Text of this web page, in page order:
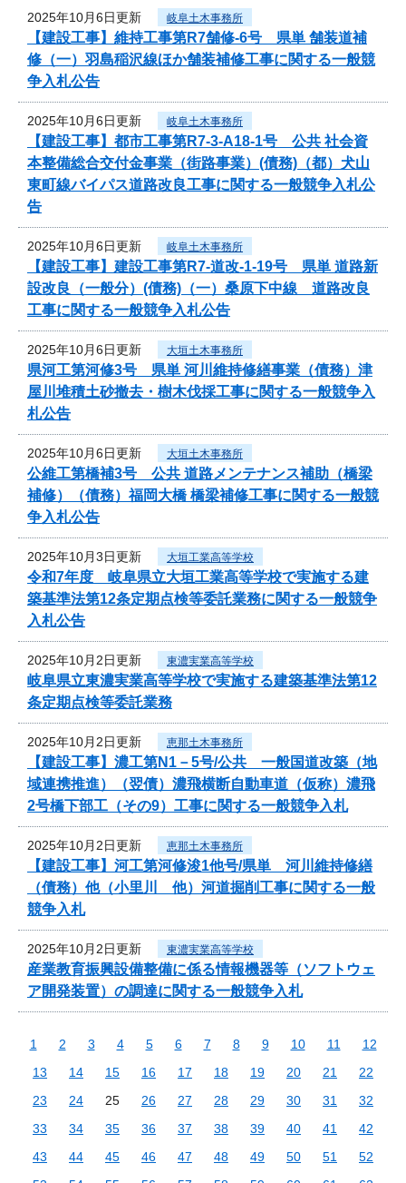
2025年10月6日更新 岐阜土木事務所
【建設工事】維持工事第R7舗修-6号 県単 舗装道補
修（一）羽島稲沢線ほか舗装補修工事に関する一般競
争入札公告
2025年10月6日更新 岐阜土木事務所
【建設工事】都市工事第R7-3-A18-1号 公共 社会資
本整備総合交付金事業（街路事業）(債務)（都）犬山
東町線バイパス道路改良工事に関する一般競争入札公
告
2025年10月6日更新 岐阜土木事務所
【建設工事】建設工事第R7-道改-1-19号 県単 道路新
設改良（一般分）(債務)（一）桑原下中線 道路改良
工事に関する一般競争入札公告
2025年10月6日更新 大垣土木事務所
県河工第河修3号 県単 河川維持修繕事業（債務）津
屋川堆積土砂撤去・樹木伐採工事に関する一般競争入
札公告
2025年10月6日更新 大垣土木事務所
公維工第橋補3号 公共 道路メンテナンス補助（橋梁
補修）（債務）福岡大橋 橋梁補修工事に関する一般競
争入札公告
2025年10月3日更新 大垣工業高等学校
令和7年度 岐阜県立大垣工業高等学校で実施する建
築基準法第12条定期点検等委託業務に関する一般競争
入札公告
2025年10月2日更新 東濃実業高等学校
岐阜県立東濃実業高等学校で実施する建築基準法第12
条定期点検等委託業務
2025年10月2日更新 恵那土木事務所
【建設工事】濃工第N1－5号/公共 一般国道改築（地
域連携推進）（翌債）濃飛横断自動車道（仮称）濃飛
2号橋下部工（その9）工事に関する一般競争入札
2025年10月2日更新 恵那土木事務所
【建設工事】河工第河修浚1他号/県単 河川維持修繕
（債務）他（小里川 他）河道掘削工事に関する一般
競争入札
2025年10月2日更新 東濃実業高等学校
産業教育振興設備整備に係る情報機器等（ソフトウェ
ア開発装置）の調達に関する一般競争入札
1 2 3 4 5 6 7 8 9 10 11
12
13
14 15 16 17 18 19 20 21
22
23
24 25 26 27 28 29 30 31
32
33
34 35 36 37 38 39 40 41
42
43
44 45 46 47 48 49 50 51
52